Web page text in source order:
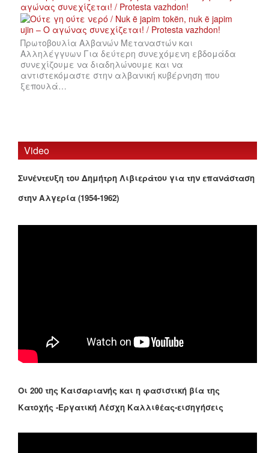
αγώνας συνεχίζεται! / Protesta vazhdon!
Πρωτοβουλία Αλβανών Μεταναστών και
Αλληλέγγυων Για δεύτερη συνεχόμενη εβδομάδα
συνεχίζουμε να διαδηλώνουμε και να
αντιστεκόμαστε στην αλβανική κυβέρνηση που
ξεπουλά…
Video
Συνέντευξη του Δημήτρη Λιβιεράτου για την επανάσταση
στην Αλγερία (1954-1962)
Οι 200 της Καισαριανής και η φασιστική βία της
Κατοχής -Εργατική Λέσχη Καλλιθέας-εισηγήσεις